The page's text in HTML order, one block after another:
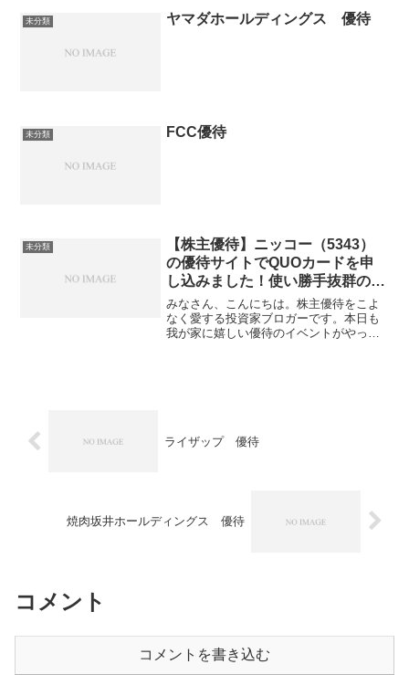
未分類 ヤマダホールディングス 優待
未分類 FCC優待
未分類
【株主優待】ニッコー（5343）
の優待サイトでQUOカードを申
し込みました！使い勝手抜群の優
待ポイントを紹介
みなさん、こんにちは。株主優待をこよ
なく愛する投資家ブロガーです。本日も
我が家に嬉しい優待のイベントがやって
ライザップ 優待
焼肉坂井ホールディングス 優待
コメント
コメントを書き込む